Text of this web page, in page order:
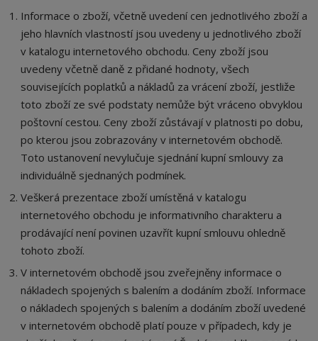
Informace o zboží, včetně uvedení cen jednotlivého zboží a
jeho hlavních vlastností jsou uvedeny u jednotlivého zboží
v katalogu internetového obchodu. Ceny zboží jsou
uvedeny včetně daně z přidané hodnoty, všech
souvisejících poplatků a nákladů za vrácení zboží, jestliže
toto zboží ze své podstaty nemůže být vráceno obvyklou
poštovní cestou. Ceny zboží zůstávají v platnosti po dobu,
po kterou jsou zobrazovány v internetovém obchodě.
Toto ustanovení nevylučuje sjednání kupní smlouvy za
individuálně sjednaných podmínek.
Veškerá prezentace zboží umístěná v katalogu
internetového obchodu je informativního charakteru a
prodávající není povinen uzavřít kupní smlouvu ohledně
tohoto zboží.
V internetovém obchodě jsou zveřejněny informace o
nákladech spojených s balením a dodáním zboží. Informace
o nákladech spojených s balením a dodáním zboží uvedené
v internetovém obchodě platí pouze v případech, kdy je